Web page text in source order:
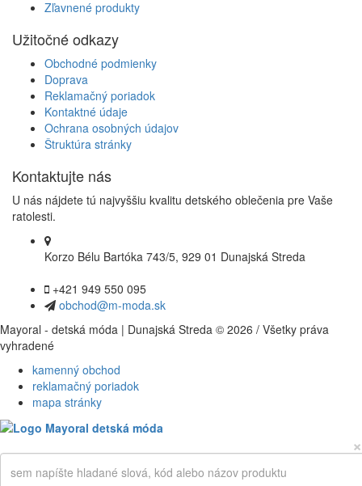
Zľavnené produkty
Užitočné odkazy
Obchodné podmienky
Doprava
Reklamačný poriadok
Kontaktné údaje
Ochrana osobných údajov
Štruktúra stránky
Kontaktujte nás
U nás nájdete tú najvyššiu kvalitu detského oblečenia pre Vaše
ratolesti.
Korzo Bélu Bartóka 743/5, 929 01 Dunajská Streda
+421 949 550 095
obchod@m-moda.sk
Mayoral - detská móda | Dunajská Streda © 2026 / Všetky práva
vyhradené
kamenný obchod
reklamačný poriadok
mapa stránky
×